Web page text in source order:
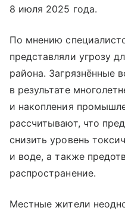
8 июля 2025 года.
По мнению
представляли угрозу
района. Загрязнённые
в результате
и накопления
рассчитывают, что
снизить уровень
и воде, а также
распространение.
Местные жители